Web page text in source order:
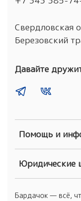
Помощь и
Юридические
Свердловская
Березовский
Давайте
Бардачок — всё,